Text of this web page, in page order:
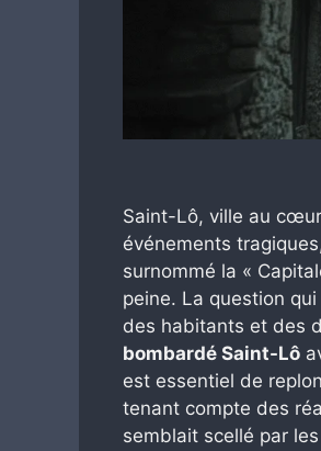
Saint-Lô, ville au
événements
surnommé la «
peine. La question
des habitants et des
bombardé Saint-Lô
est essentiel de
tenant compte des
semblait scellé par